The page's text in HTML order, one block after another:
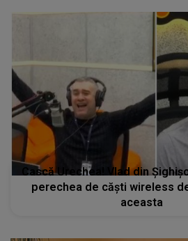
Cască Urechea! Vlad din
perechea de căști wireless
aceasta